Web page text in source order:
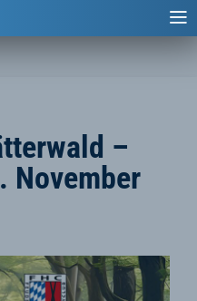
–
November